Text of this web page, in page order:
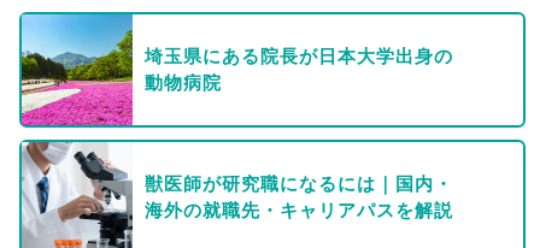
埼玉県にある院長が日本大学出身の
動物病院
獣医師が研究職になるには｜国内・
海外の就職先・キャリアパスを解説